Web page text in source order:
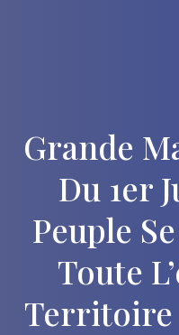
Grande
Du 1er
Peuple
Toute
Territoire